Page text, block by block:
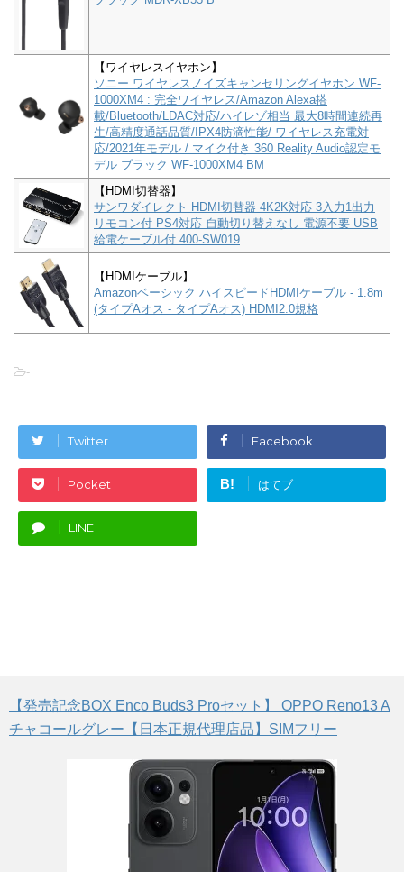
【ワイヤレスイヤホン】
ソニー ワイヤレスノイズキャンセリングイヤホン WF-
1000XM4 : 完全ワイヤレス/Amazon Alexa搭
載/Bluetooth/LDAC対応/ハイレゾ相当 最大8時間連続再
生/高精度通話品質/IPX4防滴性能/ ワイヤレス充電対
応/2021年モデル / マイク付き 360 Reality Audio認定モ
デル ブラック WF-1000XM4 BM
【HDMI切替器】
サンワダイレクト HDMI切替器 4K2K対応 3入力1出力
リモコン付 PS4対応 自動切り替えなし 電源不要 USB
給電ケーブル付 400-SW019
【HDMIケーブル】
Amazonベーシック ハイスピードHDMIケーブル - 1.8m
(タイプAオス - タイプAオス) HDMI2.0規格
-
Twitter Facebook
Pocket B! はてブ
LINE
【発売記念BOX Enco Buds3 Proセット】 OPPO Reno13 A
チャコールグレー【日本正規代理店品】SIMフリー